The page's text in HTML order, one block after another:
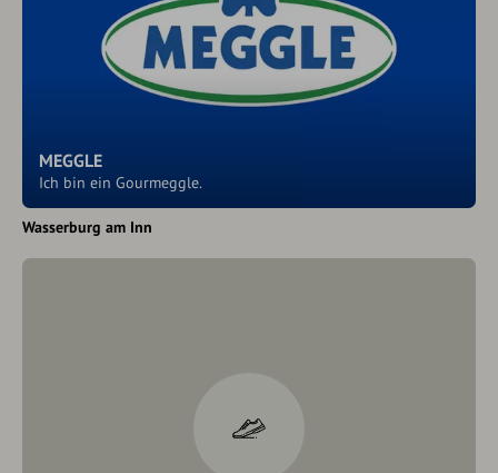
MEGGLE
Ich bin ein Gourmeggle.
Wasserburg am Inn